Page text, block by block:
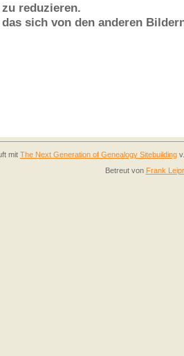
reduzieren.
sich von den anderen
mit The Next Generation of Genealogy Sitebuildingv.
Betreut von Frank